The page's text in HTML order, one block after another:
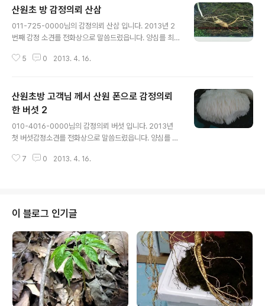
산원초 방 감정의뢰 산삼
011-725-0000님의 감정의뢰 산삼 입니다. 2013년 2
번째 감정 소견를 전화상으로 말씀드렸읍니다. 양심를 최
으로 감사 합니다. 한국산원초산삼협회장 산원 박영호 배
5 0 2013. 4. 16.
산원초방 고객님 께서 산원 폰으로 감정의뢰
한 버섯 2
010-4016-0000님의 감정의뢰 버섯 입니다. 2013년
첫 버섯감정소견를 전화상으로 말씀드렸읍니다. 양심를 최
으로 감사 합니다. 한국산원초산삼협회장 산원 박영호 배
7 0 2013. 4. 16.
이 블로그 인기글